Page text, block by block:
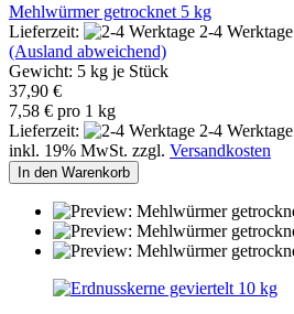
Mehlwürmer getrocknet 5 kg
Lieferzeit:
2-4 Werktage
(Ausland abweichend)
Gewicht: 5 kg je Stück
37,90 €
7,58 € pro 1 kg
Lieferzeit:
2-4 Werktage
inkl. 19% MwSt. zzgl. Versandkosten
In den Warenkorb